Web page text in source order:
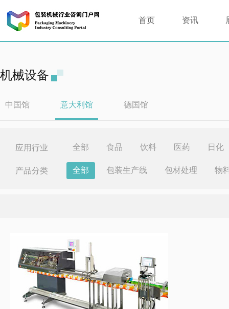
首页 资讯
机械设备
中国馆 意大利馆 德国馆
应用行业 全部 食品 饮料 医药 日化
产品分类 全部 包装生产线 包材处理 物